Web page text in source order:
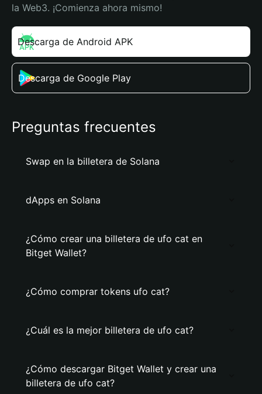
la Web3. ¡Comienza ahora mismo!
Descarga de Android APK
Descarga de Google Play
Preguntas frecuentes
Swap en la billetera de Solana
dApps en Solana
¿Cómo crear una billetera de ufo cat en
Bitget Wallet?
¿Cómo comprar tokens ufo cat?
¿Cuál es la mejor billetera de ufo cat?
¿Cómo descargar Bitget Wallet y crear una
billetera de ufo cat?